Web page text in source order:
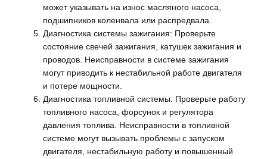
может указывать на износ масляного насоса,
подшипников коленвала или распредвала.
Диагностика системы зажигания: Проверьте
состояние свечей зажигания, катушек зажигания и
проводов. Неисправности в системе зажигания
могут приводить к нестабильной работе двигателя
и потере мощности.
Диагностика топливной системы: Проверьте работу
топливного насоса, форсунок и регулятора
давления топлива. Неисправности в топливной
системе могут вызывать проблемы с запуском
двигателя, нестабильную работу и повышенный